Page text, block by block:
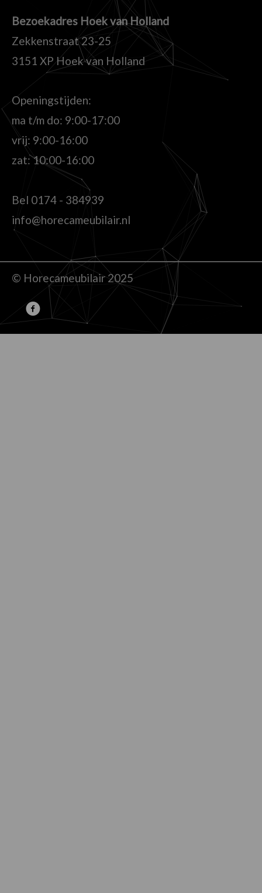
Bezoekadres Hoek van Holland
Zekkenstraat 23-25
3151 XP Hoek van Holland
Openingstijden:
ma t/m do: 9:00-17:00
vrij: 9:00-16:00
zat: 10:00-16:00
Bel 0174 - 384939
info@horecameubilair.nl
© Horecameubilair 2025